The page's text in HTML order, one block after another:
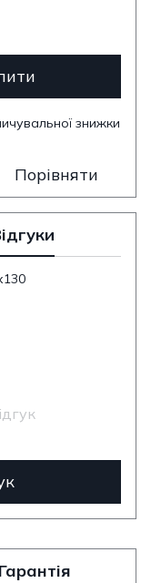
знижки
Порівняти
Гарантія